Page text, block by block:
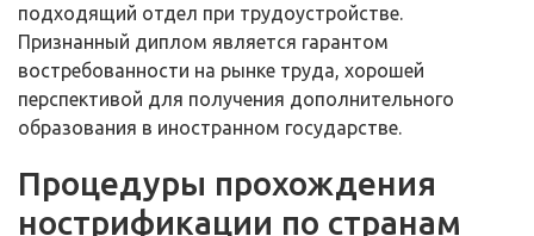
подходящий отдел при трудоустройстве.
Признанный диплом является гарантом
востребованности на рынке труда, хорошей
перспективой для получения дополнительного
образования в иностранном государстве.
Процедуры прохождения
нострификации по странам